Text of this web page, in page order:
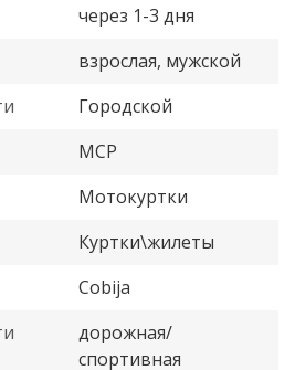
через 1-3 дня
взрослая, мужской
Городской
MCP
Мотокуртки
Куртки\жилеты
Cobija
дорожная/
спортивная